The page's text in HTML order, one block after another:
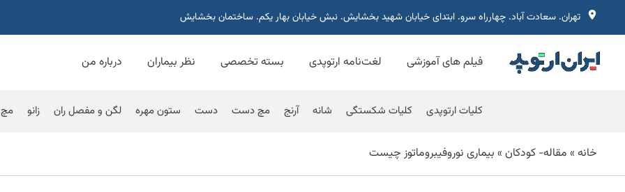
تهران. سعادت آباد. چهارراه سرو. ابتدای خیابان شهید بخشایش. نبش خیابان بهار یکم. ساختمان بخشایش
فیلم های آموزشی لغت‌نامه ارتوپدی بسته تخصصی نظر بیماران درباره من
کلیات ارتوپدی کلیات شکستگی شانه آرنج مچ دست دست ستون مهره لگن و مفصل ران زانو مچ
خانه » مقاله- كودكان » بیماری نوروفیبروماتوز چیست